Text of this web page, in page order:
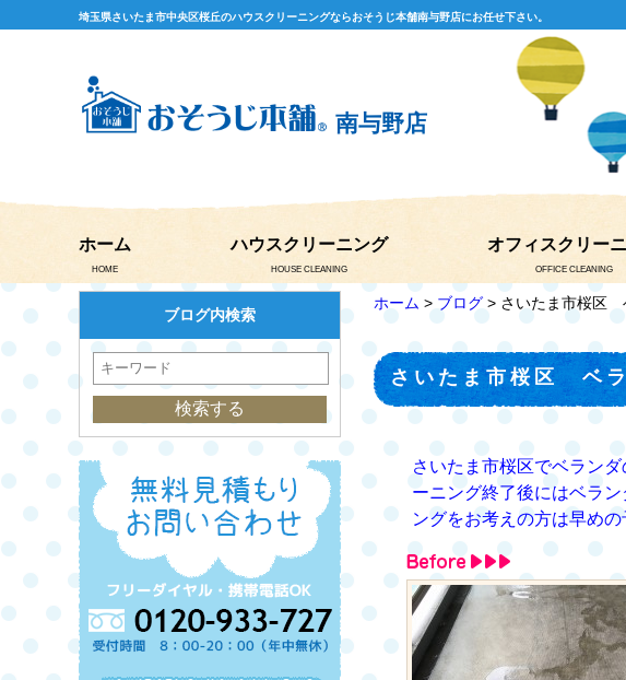
埼玉県さいたま市中央区桜丘のハウスクリーニングならおそうじ本舗南与野店にお任せ下さい。
南与野店
ホーム
HOME
ハウスクリーニング
HOUSE CLEANING
オフィスクリー
OFFICE CLEANING
ホーム > ブログ > さいたま市桜区
さいたま市桜区 ベ
さいたま市桜区でベラン
ーニング終了後にはベラ
ングをお考えの方は早め
ブログ内検索